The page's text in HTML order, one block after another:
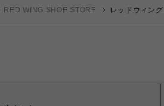
RED WING SHOE STORE レッドウィン